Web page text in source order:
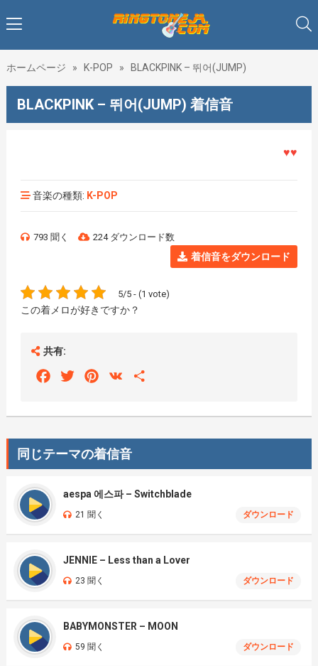
ホームページ » K-POP » BLACKPINK – 뛰어(JUMP)
BLACKPINK – 뛰어(JUMP) 着信音
♥♥♥着メ
音楽の種類: K-POP
793 聞く 224 ダウンロード数
着信音をダウンロード
5/5 - (1 vote)
この着メロが好きですか？
共有:
FacebookTwitterPinterest
VK
同じテーマの着信音
aespa 에스파 – Switchblade
21 聞く ダウンロード
JENNIE – Less than a Lover
23 聞く ダウンロード
BABYMONSTER – MOON
59 聞く ダウンロード